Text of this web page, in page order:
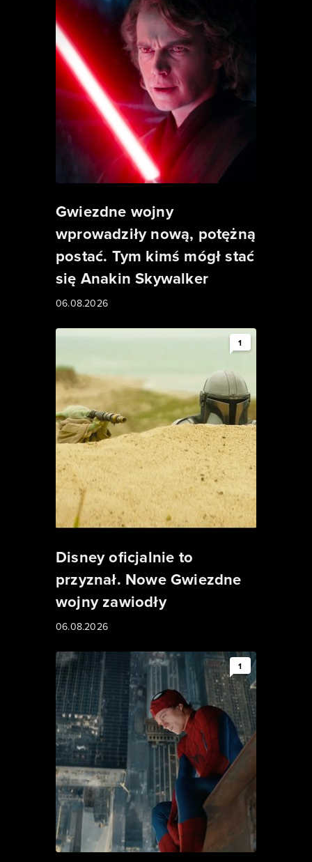
Gwiezdne wojny
wprowadziły nową, potężną
postać. Tym kimś mógł stać
się Anakin Skywalker
06.08.2026
1
Disney oficjalnie to
przyznał. Nowe Gwiezdne
wojny zawiodły
06.08.2026
1